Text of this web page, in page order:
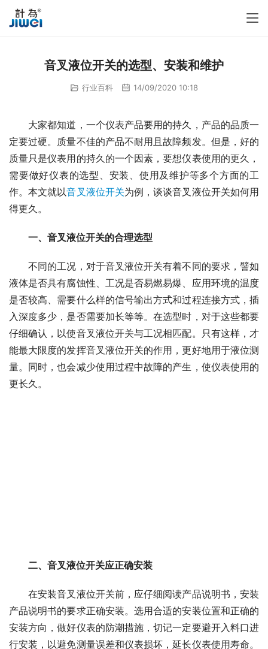
音叉液位开关的选型、安装和维护
行业百科 14/09/2020 10:18
大家都知道，一个仪表产品要用的持久，产品的品质一
定要过硬。质量不佳的产品不耐用且故障频发。但是，好的
质量只是仪表用的持久的一个因素，要想仪表使用的更久，
需要做好仪表的选型、安装、使用及维护等多个方面的工
作。本文就以音叉液位开关为例，谈谈音叉液位开关如何用
得更久。
一、音叉液位开关的合理选型
不同的工况，对于音叉液位开关有着不同的要求，譬如
液体是否具有腐蚀性、工况是否易燃易爆、应用环境的温度
是否较高、需要什么样的信号输出方式和过程连接方式，插
入深度多少，是否需要加长等等。在选型时，对于这些都要
仔细确认，以使音叉液位开关与工况相匹配。只有这样，才
能最大限度的发挥音叉液位开关的作用，更好地用于液位测
量。同时，也会减少使用过程中故障的产生，使仪表使用的
更长久。
二、音叉液位开关应正确安装
在安装音叉液位开关前，应仔细阅读产品说明书，安装
产品说明书的要求正确安装。选用合适的安装位置和正确的
安装方向，做好仪表的防潮措施，切记一定要避开入料口进
行安装，以避免测量误差和仪表损坏，延长仪表使用寿命。